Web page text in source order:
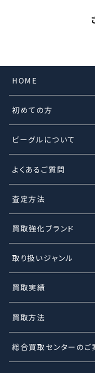
HOME
初めての方
ビーグルについて
よくあるご質問
査定方法
買取強化ブランド
取り扱いジャンル
買取実績
買取方法
総合買取センターのご